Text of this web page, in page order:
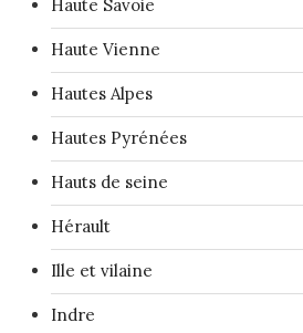
Haute Savoie
Haute Vienne
Hautes Alpes
Hautes Pyrénées
Hauts de seine
Hérault
Ille et vilaine
Indre